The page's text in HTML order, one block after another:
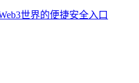
世界的便捷安全入口